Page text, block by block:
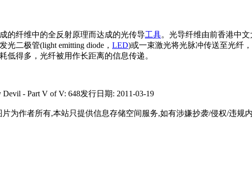
的纤维中的全反射原理而达成的光传导工具。光导纤维由前香港中
二极管(light emitting diode， LED)或一束激光将光脉冲传送至光纤
低得多，光纤被用作长距离的信息传递。
- Part V of V: 648发行日期: 2011-03-19
片为作者所有,本站只提供信息存储空间服务,如有涉嫌抄袭/侵权/违规内